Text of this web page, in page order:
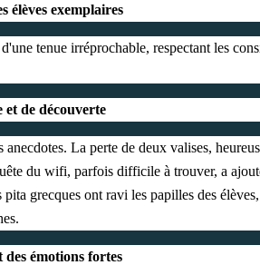
élèves exemplaires
tenue irréprochable, respectant les
et de découverte
anecdotes. La perte de deux valises,
du wifi, parfois difficile à trouver, a
grecques ont ravi les papilles des
émotions fortes